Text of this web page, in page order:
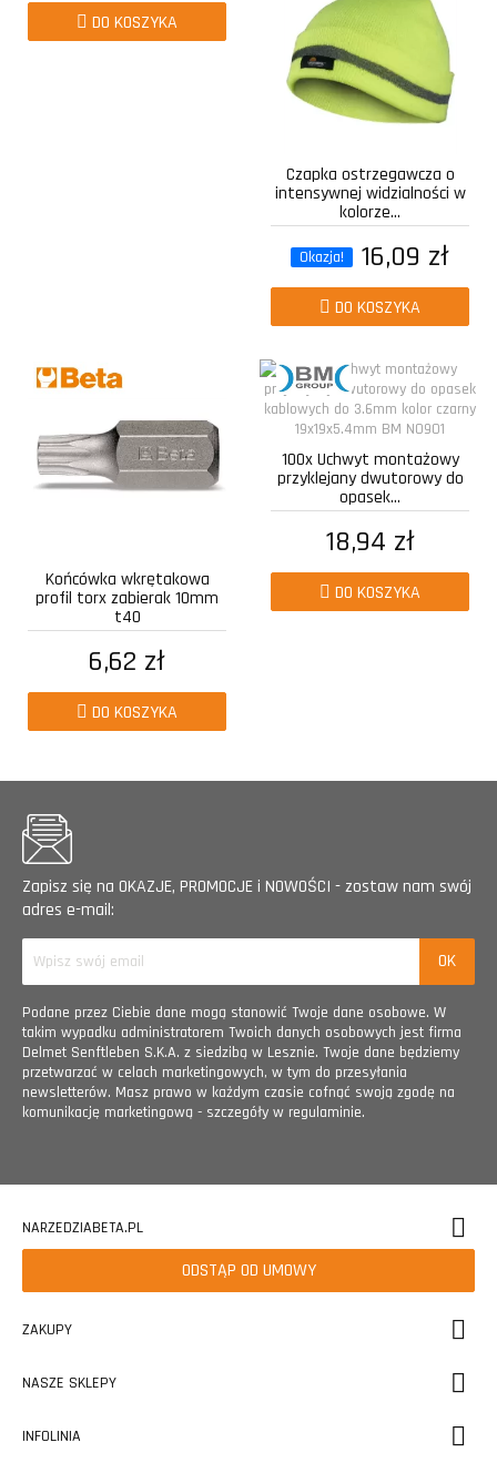
DO KOSZYKA
Czapka ostrzegawcza o
intensywnej widzialności w
kolorze...
Okazja! 16,09 zł
DO KOSZYKA
Końcówka wkrętakowa
profil torx zabierak 10mm
t40
6,62 zł
DO KOSZYKA
100x Uchwyt montażowy
przyklejany dwutorowy do
opasek...
18,94 zł
DO KOSZYKA
Zapisz się na OKAZJE, PROMOCJE i NOWOŚCI - zostaw nam swój
adres e-mail:
Podane przez Ciebie dane mogą stanowić Twoje dane osobowe. W
takim wypadku administratorem Twoich danych osobowych jest firma
Delmet Senftleben S.K.A. z siedzibą w Lesznie. Twoje dane będziemy
przetwarzać w celach marketingowych, w tym do przesyłania
newsletterów. Masz prawo w każdym czasie cofnąć swoją zgodę na
komunikację marketingową - szczegóły w regulaminie.
NARZEDZIABETA.PL
ODSTĄP OD UMOWY
ZAKUPY
NASZE SKLEPY
INFOLINIA